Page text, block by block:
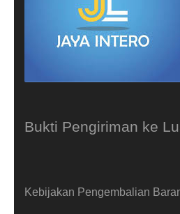
Bukti Pengiriman ke
Kebijakan Pengembalian